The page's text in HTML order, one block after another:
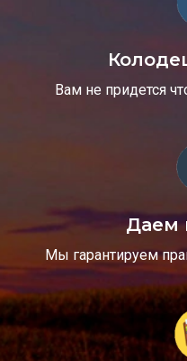
Вам не придется
Даем
Мы гарантируем